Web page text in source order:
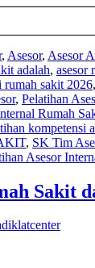
, Asesor, Asesor
adalah, asesor
rumah sakit 2026,
, Pelatihan
Rumah
kompetensi
, SK Tim
Asesor
Sakit